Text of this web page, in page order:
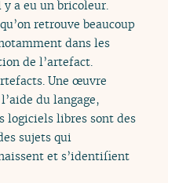
a eu un bricoleur.
retrouve beaucoup
dans les
de l’artefact.
Une œuvre
du langage,
logiciels libres sont des
sujets qui
et s’identifient